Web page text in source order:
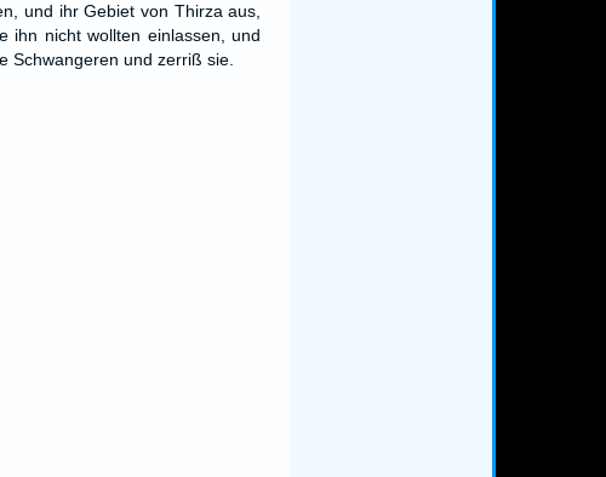
und ihr Gebiet von Thirza aus,
ihn nicht wollten einlassen, und
Schwangeren und zerriß sie.